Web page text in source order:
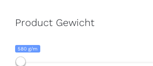
Product Gewicht
580 g/m